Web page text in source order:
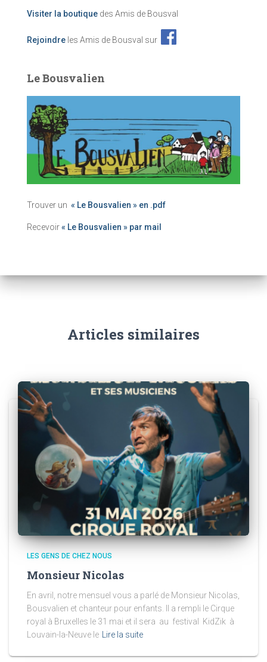
Visiter la boutique des Amis de Bousval
Rejoindre les Amis de Bousval sur
Le Bousvalien
Trouver un « Le Bousvalien » en .pdf
Recevoir« Le Bousvalien » par mail
Articles similaires
LES GENS DE CHEZ NOUS
Monsieur Nicolas
En avril, notre mensuel vous a parlé de Monsieur Nicolas,
Bousvalien et chanteur pour enfants. Il a rempli le Cirque
royal à Bruxelles le 31 mai et il sera au festival KidZik à
Louvain-la-Neuve le
Lire la suite